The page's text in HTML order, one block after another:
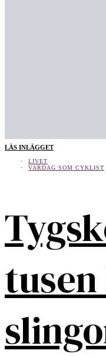
LÄS INLÄGGET
LIVET
VARDAG SOM CYKLIST